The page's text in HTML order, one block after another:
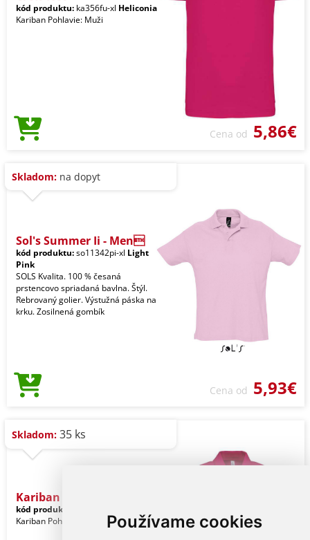
Používame cookies
kód produktu: ka356fu-xl Heliconia
Kariban Pohlavie: Muži
Cena od 5,86€
Skladom: na dopyt
Sol's Summer Ii - Men
kód produktu:so11342pi-xl Light
Pink
SOLS Kvalita. 100 % česaná
prstencovo spriadaná bavlna. Štýl.
Rebrovaný golier. Výstužná páska na
krku. Zosilnená gombík
Cena od 5,93€
Skladom: 35 ks
Kariban Men's Short-sleev
kód produktu:
Kariban Pohlavie: Muži